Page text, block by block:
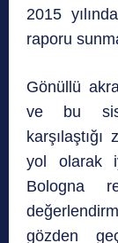
2015
raporu
Gönüllü
ve bu
yol olarak
Bologna
gözden